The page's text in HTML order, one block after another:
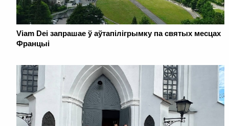
Viam Dei запрашае ў аўтапілігрымку па святых месцах
Францыі